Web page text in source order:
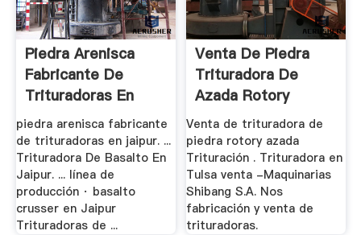
Piedra Arenisca
Fabricante De
Trituradoras En
Jaipur
piedra arenisca fabricante
de trituradoras en jaipur. ...
Trituradora De Basalto En
Jaipur. ... línea de
producción · basalto
crusser en Jaipur
Trituradoras de ...
Venta De Piedra
Trituradora De
Azada Rotory
Venta de trituradora de
piedra rotory azada
Trituración . Trituradora en
Tulsa venta -Maquinarias
Shibang S.A. Nos
fabricación y venta de
trituradoras.